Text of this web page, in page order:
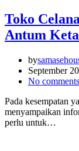
Toko
Antum
by
September
No comments
Pada kesempatan
menyampaikan
perlu untuk…